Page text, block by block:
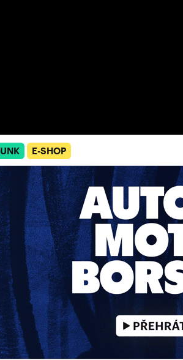
E-SHOP